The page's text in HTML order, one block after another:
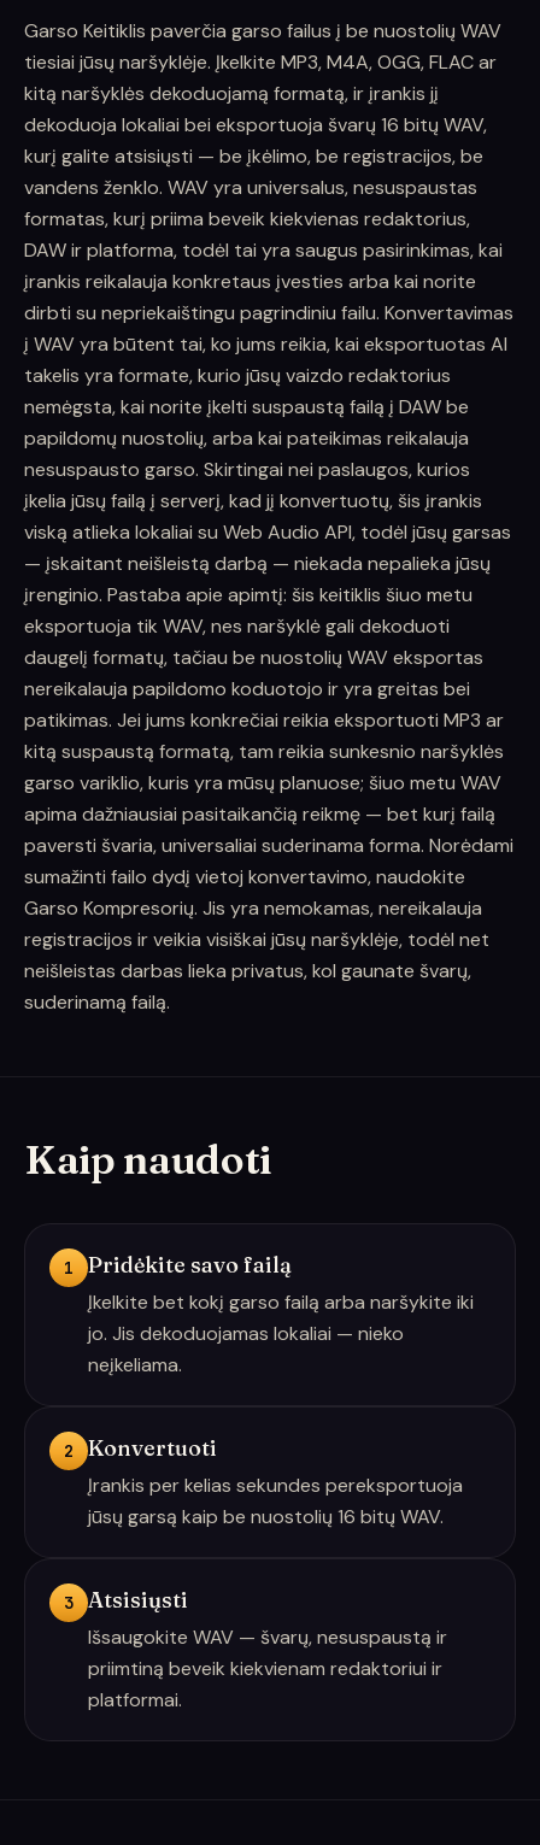
Garso Keitiklis paverčia garso failus į be nuostolių WAV
tiesiai jūsų naršyklėje. Įkelkite MP3, M4A, OGG, FLAC ar
kitą naršyklės dekoduojamą formatą, ir įrankis jį
dekoduoja lokaliai bei eksportuoja švarų 16 bitų WAV,
kurį galite atsisiųsti — be įkėlimo, be registracijos, be
vandens ženklo. WAV yra universalus, nesuspaustas
formatas, kurį priima beveik kiekvienas redaktorius,
DAW ir platforma, todėl tai yra saugus pasirinkimas, kai
įrankis reikalauja konkretaus įvesties arba kai norite
dirbti su nepriekaištingu pagrindiniu failu. Konvertavimas
į WAV yra būtent tai, ko jums reikia, kai eksportuotas AI
takelis yra formate, kurio jūsų vaizdo redaktorius
nemėgsta, kai norite įkelti suspaustą failą į DAW be
papildomų nuostolių, arba kai pateikimas reikalauja
nesuspausto garso. Skirtingai nei paslaugos, kurios
įkelia jūsų failą į serverį, kad jį konvertuotų, šis įrankis
viską atlieka lokaliai su Web Audio API, todėl jūsų garsas
— įskaitant neišleistą darbą — niekada nepalieka jūsų
įrenginio. Pastaba apie apimtį: šis keitiklis šiuo metu
eksportuoja tik WAV, nes naršyklė gali dekoduoti
daugelį formatų, tačiau be nuostolių WAV eksportas
nereikalauja papildomo koduotojo ir yra greitas bei
patikimas. Jei jums konkrečiai reikia eksportuoti MP3 ar
kitą suspaustą formatą, tam reikia sunkesnio naršyklės
garso variklio, kuris yra mūsų planuose; šiuo metu WAV
apima dažniausiai pasitaikančią reikmę — bet kurį failą
paversti švaria, universaliai suderinama forma. Norėdami
sumažinti failo dydį vietoj konvertavimo, naudokite
Garso Kompresorių. Jis yra nemokamas, nereikalauja
registracijos ir veikia visiškai jūsų naršyklėje, todėl net
neišleistas darbas lieka privatus, kol gaunate švarų,
suderinamą failą.
Kaip naudoti
1 Pridėkite savo failą
Įkelkite bet kokį garso failą arba naršykite iki
jo. Jis dekoduojamas lokaliai — nieko
neįkeliama.
2 Konvertuoti
Įrankis per kelias sekundes pereksportuoja
jūsų garsą kaip be nuostolių 16 bitų WAV.
3 Atsisiųsti
Išsaugokite WAV — švarų, nesuspaustą ir
priimtiną beveik kiekvienam redaktoriui ir
platformai.